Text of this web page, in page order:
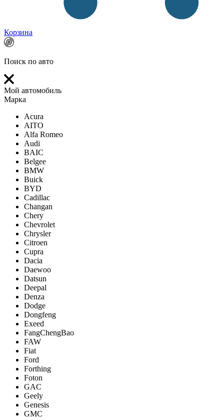
Корзина
Поиск по авто
Мой автомобиль
Марка
Acura
AITO
Alfa Romeo
Audi
BAIC
Belgee
BMW
Buick
BYD
Cadillac
Changan
Chery
Chevrolet
Chrysler
Citroen
Cupra
Dacia
Daewoo
Datsun
Deepal
Denza
Dodge
Dongfeng
Exeed
FangChengBao
FAW
Fiat
Ford
Forthing
Foton
GAC
Geely
Genesis
GMC